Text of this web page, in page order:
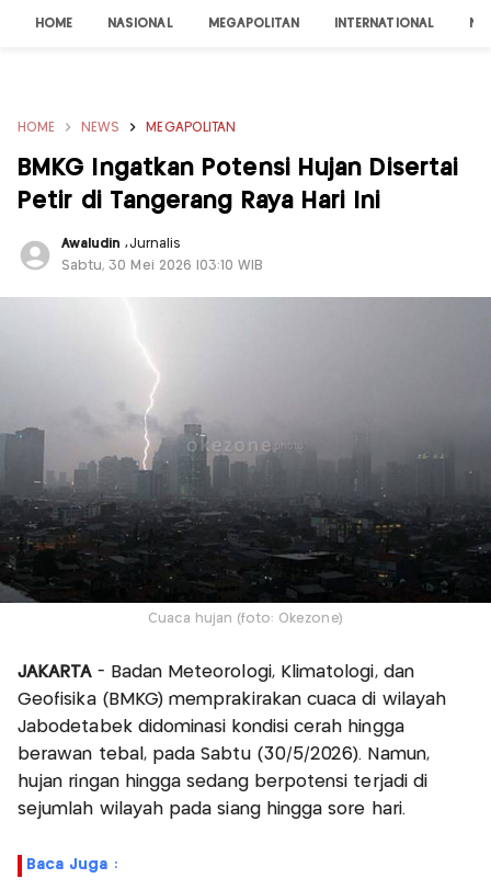
HOME NASIONAL MEGAPOLITAN INTERNATIONAL
HOME NEWS MEGAPOLITAN
BMKG Ingatkan Potensi Hujan Disertai
Petir di Tangerang Raya Hari Ini
Awaludin,Jurnalis
Sabtu, 30 Mei 2026 |03:10 WIB
Cuaca hujan (foto: Okezone)
JAKARTA - Badan Meteorologi, Klimatologi, dan
Geofisika (BMKG) memprakirakan cuaca di wilayah
Jabodetabek didominasi kondisi cerah hingga
berawan tebal, pada Sabtu (30/5/2026). Namun,
hujan ringan hingga sedang berpotensi terjadi di
sejumlah wilayah pada siang hingga sore hari.
Baca Juga :